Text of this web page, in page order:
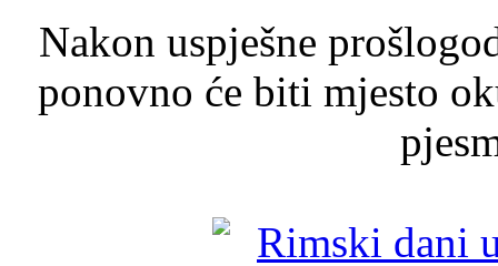
Nakon uspješne
ponovno će biti mjesto